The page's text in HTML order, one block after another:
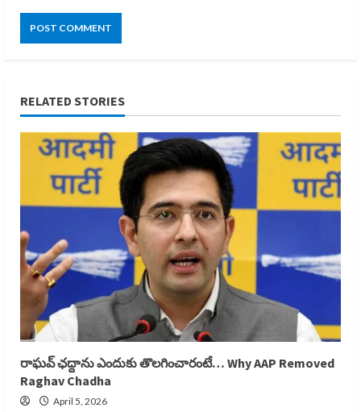
RELATED STORIES
రాఘవ్ ఛద్దాను ఎందుకు తొలగించారంటే… Why AAP Removed
Raghav Chadha
April 5, 2026